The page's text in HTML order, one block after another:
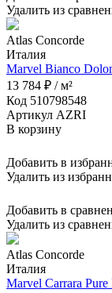
Удалить из
Atlas Concorde
Италия
Marvel Bianco
13 784 ₽ / м²
Код 510798548
Артикул AZRI
В корзину
Добавить в
Удалить из
Добавить в
Удалить из
Atlas Concorde
Италия
Marvel Carrara